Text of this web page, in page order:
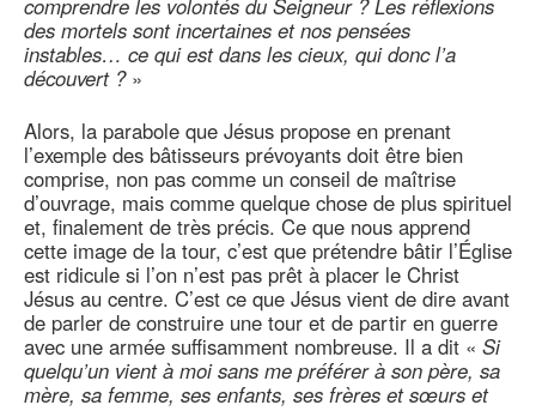
comprendre les volontés du Seigneur ? Les réflexions
des mortels sont incertaines et nos pensées
instables… ce qui est dans les cieux, qui donc l’a
découvert ?»
Alors, la parabole que Jésus propose en prenant
l’exemple des bâtisseurs prévoyants doit être bien
comprise, non pas comme un conseil de maîtrise
d’ouvrage, mais comme quelque chose de plus spirituel
et, finalement de très précis. Ce que nous apprend
cette image de la tour, c’est que prétendre bâtir l’Église
est ridicule si l’on n’est pas prêt à placer le Christ
Jésus au centre. C’est ce que Jésus vient de dire avant
de parler de construire une tour et de partir en guerre
avec une armée suffisamment nombreuse. Il a dit « Si
quelqu’un vient à moi sans me préférer à son père, sa
mère, sa femme, ses enfants, ses frères et sœurs et